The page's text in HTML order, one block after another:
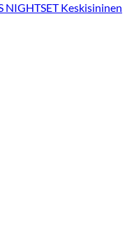
NIGHTSET Keskisininen